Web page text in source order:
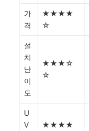
가
격
★★★★
☆
설
치
난
이
도
★★★☆
☆
U
V
★★★★